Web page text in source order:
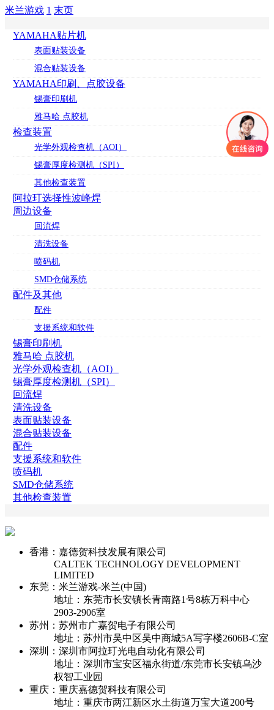
米兰游戏 1 末页
YAMAHA贴片机
表面贴装设备
混合贴装设备
YAMAHA印刷、点胶设备
锡膏印刷机
雅马哈 点胶机
检查装置
光学外观检查机（AOI）
锡膏厚度检测机（SPI）
其他检查装置
阿拉玎选择性波峰焊
周边设备
回流焊
清洗设备
喷码机
SMD仓储系统
配件及其他
配件
支援系统和软件
锡膏印刷机
雅马哈 点胶机
光学外观检查机（AOI）
锡膏厚度检测机（SPI）
回流焊
清洗设备
表面贴装设备
混合贴装设备
配件
支援系统和软件
喷码机
SMD仓储系统
其他检查装置
香港：嘉德贺科技发展有限公司
CALTEK TECHNOLOGY DEVELOPMENT
LIMITED
东莞：米兰游戏-米兰(中国)
地址：东莞市长安镇长青南路1号8栋万科中心
2903-2906室
苏州：苏州市广嘉贺电子有限公司
地址：苏州市吴中区吴中商城5A写字楼2606B-C室
深圳：深圳市阿拉玎光电自动化有限公司
地址：深圳市宝安区福永街道/东莞市长安镇乌沙
权智工业园
重庆：重庆嘉德贺科技有限公司
地址：重庆市两江新区水土街道万宝大道200号